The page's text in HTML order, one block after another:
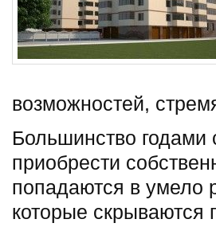
возможностей,
Большинство годами
приобрести
попадаются в умело
которые скрываются